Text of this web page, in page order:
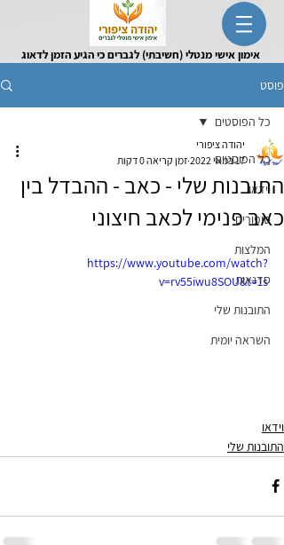
אימון אישי מנטלי (חשיבתי) לגברים כי הגיע הזמן לדאוג
פוסט
כל הפוסטים
וידאו
סיפורים
המלצות
סדנאות
התובנות שלי
השראה יומית
כל הפוסטים
התובנות שלי - כאב - ההבדל בין
כאב פנימי לכאב חיצוני
יהודה ציפורי
17 במאי 2022
זמן קריאה 0 דקות
https://www.youtube.com/watch?
v=rv55iwu8SOU&t=1s
וידאו
התובנות שלי